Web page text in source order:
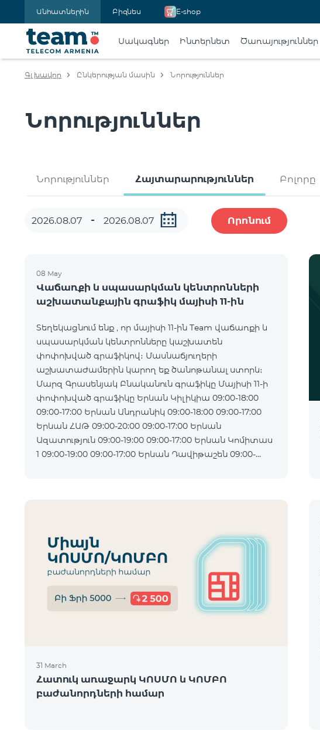
Անհատներին Բիզնես E-shop
Սակագներ Ինտերնետ Ծառայություններ
Գլխավոր Ընկերության մասին Նորություններ
Նորություններ
Նորություններ Հայտարարություններ Բոլորը
Որոնում
08 May
Վաճառքի և սպասարկման կենտրոնների
աշխատանքային գրաֆիկ մայիսի 11-ին
Տեղեկացնում ենք , որ մայիսի 11-ին Team վաճառքի և
սպասարկման կենտրոնները կաշխատեն
փոփոխված գրաֆիկով։ Մասնաճյուղերի
աշխատաժամերին կարող եք ծանոթանալ ստորև։
Մարզ Գրասենյակ Բնականուն գրաֆիկը Մայիսի 11-ի
փոփոխված գրաֆիկը Երևան Կիլիկիա 09:00-18:00
09:00-17:00 Երևան Անդրանիկ 09:00-18:00 09:00-17:00
Երևան ՀԱԹ 09:00-20:00 09:00-17:00 Երևան
Ազատություն 09:00-19:00 09:00-17:00 Երևան Կոմիտաս
1 09:00-19:00 09:00-17:00 Երևան Դավիթաշեն 09:00-
31 March
Հատուկ առաջարկ ԿՈՍՄՈ և ԿՈՄԲՈ
բաժանորդների համար